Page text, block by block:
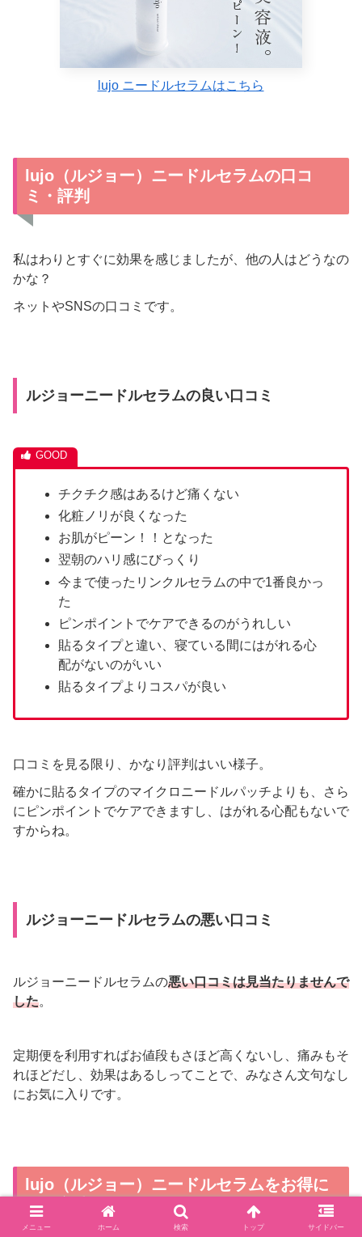
lujo ニードルセラムはこちら
lujo（ルジョー）ニードルセラムの口コ
ミ・評判
私はわりとすぐに効果を感じましたが、他の人はどうなの
かな？
ネットやSNSの口コミです。
ルジョーニードルセラムの良い口コミ
チクチク感はあるけど痛くない
化粧ノリが良くなった
お肌がピーン！！となった
翌朝のハリ感にびっくり
今まで使ったリンクルセラムの中で1番良かっ
た
ピンポイントでケアできるのがうれしい
貼るタイプと違い、寝ている間にはがれる心
配がないのがいい
貼るタイプよりコスパが良い
口コミを見る限り、かなり評判はいい様子。
確かに貼るタイプのマイクロニードルパッチよりも、さら
にピンポイントでケアできますし、はがれる心配もないで
すからね。
ルジョーニードルセラムの悪い口コミ
ルジョーニードルセラムの悪い口コミは見当たりませんで
した。
定期便を利用すればお値段もさほど高くないし、痛みもそ
れほどだし、効果はあるしってことで、みなさん文句なし
にお気に入りです。
lujo（ルジョー）ニードルセラムをお得に
買う方法
メニュー ホーム 検索 トップ サイドバー